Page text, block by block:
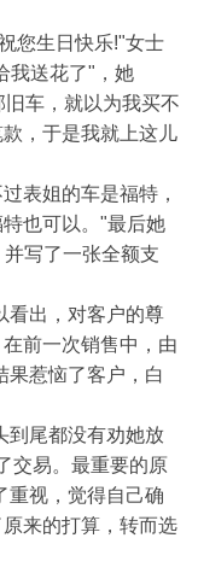
您生日快乐!"女士
我送花了"，她
车，就以为我买不
，于是我就上这儿
表姐的车是福特，
也可以。"最后她
写了一张全额支
看出，对客户的尊
前一次销售中，由
果惹恼了客户，白
到尾都没有劝她放
交易。最重要的原
重视，觉得自己确
来的打算，转而选